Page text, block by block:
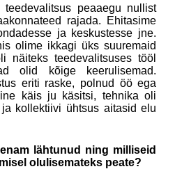
peaaegu nullist
rajada. Ehitasime
ja keskustesse jne.
olime ikkagi üks suuremaid
näiteks teedevalitsuses tööl
olid kõige keerulisemad.
eriti raske, polnud öö ega
käis ju käsitsi, tehnika oli
kollektiivi ühtsus aitasid elu
lähtunud ning milliseid
olulisemateks peate?